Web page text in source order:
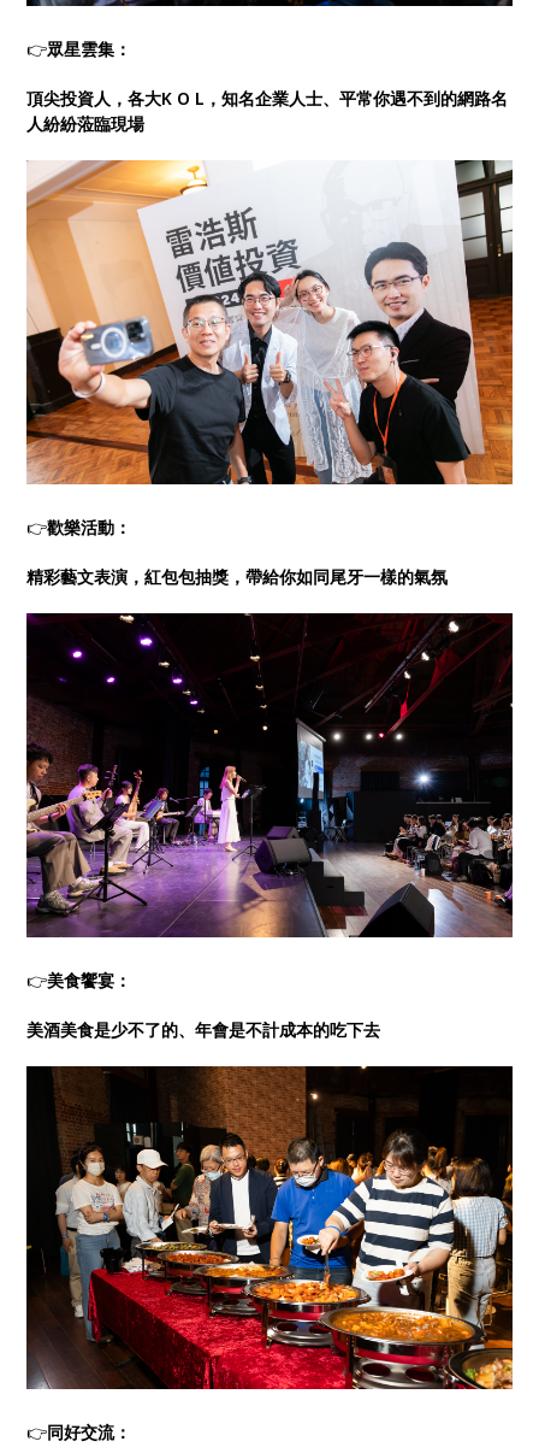
👉眾星雲集：
頂尖投資人，各大K O L，知名企業人士、平常你遇不到的網路名
人紛紛蒞臨現場
👉歡樂活動：
精彩藝文表演，紅包包抽獎，帶給你如同尾牙一樣的氣氛
👉美食饗宴：
美酒美食是少不了的、年會是不計成本的吃下去
👉同好交流：